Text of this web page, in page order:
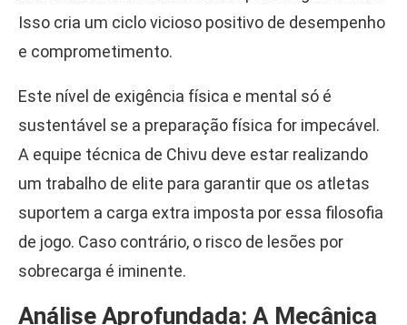
Isso cria um ciclo vicioso positivo de desempenho
e comprometimento.
Este nível de exigência física e mental só é
sustentável se a preparação física for impecável.
A equipe técnica de Chivu deve estar realizando
um trabalho de elite para garantir que os atletas
suportem a carga extra imposta por essa filosofia
de jogo. Caso contrário, o risco de lesões por
sobrecarga é iminente.
Análise Aprofundada: A Mecânica